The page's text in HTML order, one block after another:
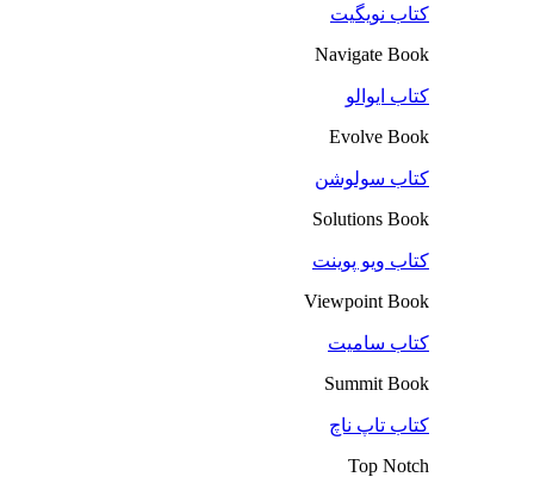
کتاب نویگیت
Navigate Book
کتاب ایوالو
Evolve Book
کتاب سولوشن
Solutions Book
کتاب ویو پوینت
Viewpoint Book
کتاب سامیت
Summit Book
کتاب تاپ ناچ
Top Notch